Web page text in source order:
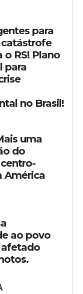
para
o RS! Plano
para
no Brasil!
uma
do
América
ao povo